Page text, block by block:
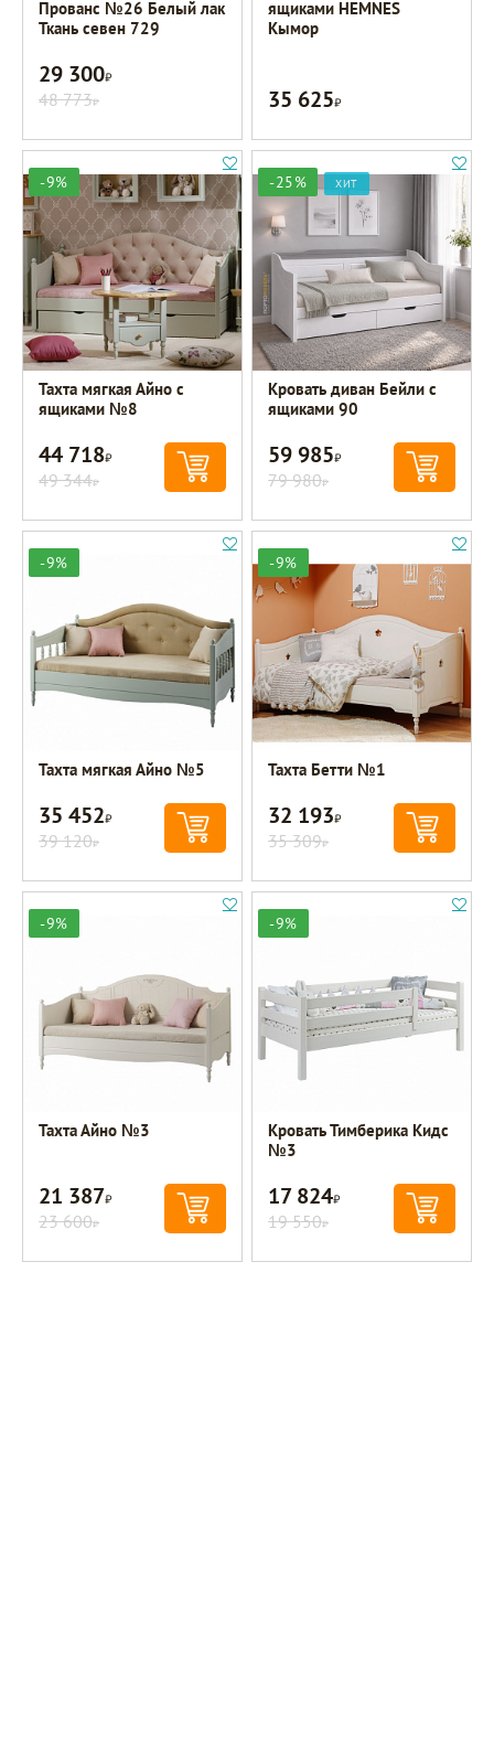
Прованс №26 Белый лак
Ткань севен 729
29 300Р
48 773Р
ящиками HEMNES
Кымор
35 625Р
-9%
Тахта мягкая Айно с
ящиками №8
44 718Р
49 344Р
-25% ХИТ
Кровать диван Бейли с
ящиками 90
59 985Р
79 980Р
-9%
Тахта мягкая Айно №5
35 452Р
39 120Р
-9%
Тахта Бетти №1
32 193Р
35 309Р
-9%
Тахта Айно №3
21 387Р
23 600Р
-9%
Кровать Тимберика Кидс
№3
17 824Р
19 550Р